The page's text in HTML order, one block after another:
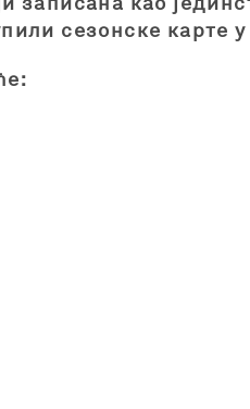
сезонске карте